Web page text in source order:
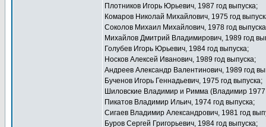
Плотников Игорь Юрьевич, 1987 год выпуска;
Комаров Николай Михайлович, 1975 год
Соколов Михаил Михайлович, 1978 год
Михайлов Дмитрий Владимирович, 1989 год
Голубев Игорь Юрьевич, 1984 год выпуска;
Носков Алексей Иванович, 1989 год выпуска;
Андреев Александр Валентинович, 1989 год
Бученов Игорь Геннадьевич, 1975 год выпуска;
Шиловские Владимир и Римма (Владимир 1977
Пикатов Владимир Ильич, 1974 год выпуска;
Сигаев Владимир Александрович, 1981 год
Буров Сергей Григорьевич, 1984 год выпуска;